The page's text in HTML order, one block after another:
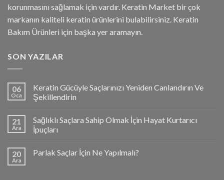
korunmasını sağlamak için vardır. Keratin Market bir çok
markanın kaliteli keratin ürünlerini bulabilirsiniz. Keratin
Bakım Ürünleri için başka yer aramayın.
SON YAZILAR
06
Oca
Keratin Gücüyle Saçlarınızı Yeniden Canlandırın Ve
Şekillendirin
21
Ara
Sağlıklı Saçlara Sahip Olmak İçin Hayat Kurtarıcı
İpuçları
20
Ara
Parlak Saçlar İçin Ne Yapılmalı?